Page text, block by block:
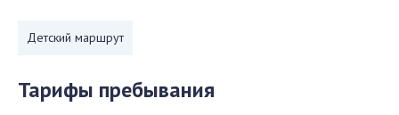
Детский маршрут
Тарифы пребывания